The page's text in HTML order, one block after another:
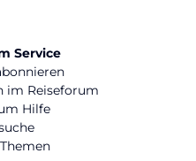
Service
im Reiseforum
Hilfe